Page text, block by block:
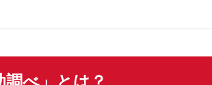
調べ」とは？